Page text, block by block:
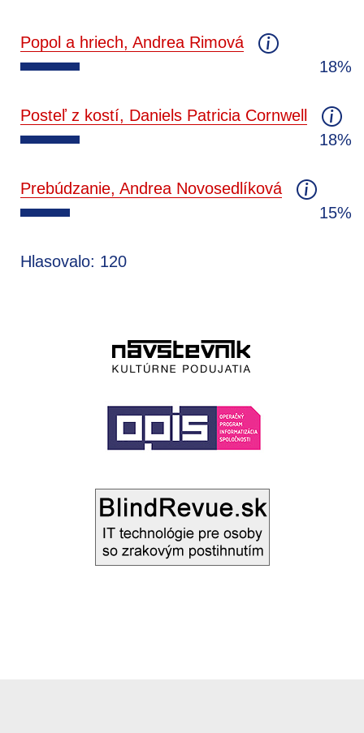
Popol a hriech, Andrea Rimová
18%
Posteľ z kostí, Daniels Patricia Cornwell
18%
Prebúdzanie, Andrea Novosedlíková
15%
Hlasovalo: 120